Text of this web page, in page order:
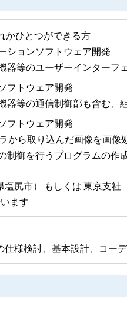
かひとつができる方
ションソフトウェア開発
器等のユーザーインターフ
フトウェア開発
器等の通信制御部も含む、
フトウェア開発
から取り込んだ画像を画像
制御を行うプログラムの作
塩尻市） もしくは 東京支社
ます
仕様検討、基本設計、コー